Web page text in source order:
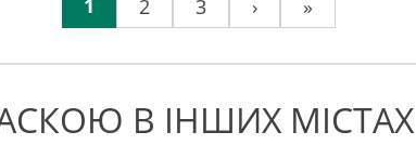
1 2 3 › »
В ІНШИХ МІСТАХ